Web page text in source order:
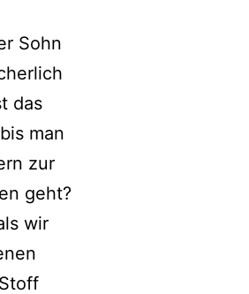
Sohn
das
man
zur
geht?
wir